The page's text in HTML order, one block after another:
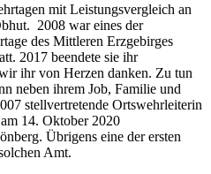
mit Leistungsvergleich an
2008 war eines der
des Mittleren Erzgebirges
2017 beendete sie ihr
ihr von Herzen danken. Zu tun
neben ihrem Job, Familie und
stellvertretende Ortswehrleiterin
14. Oktober 2020
Übrigens eine der ersten
Amt.